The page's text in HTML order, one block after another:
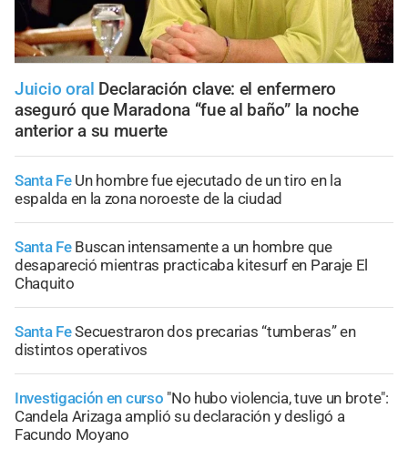
Juicio oral Declaración clave: el enfermero
aseguró que Maradona “fue al baño” la noche
anterior a su muerte
Santa Fe Un hombre fue ejecutado de un tiro en la
espalda en la zona noroeste de la ciudad
Santa Fe Buscan intensamente a un hombre que
desapareció mientras practicaba kitesurf en Paraje El
Chaquito
Santa FeSecuestraron dos precarias “tumberas” en
distintos operativos
Investigación en curso "No hubo violencia, tuve un brote":
Candela Arizaga amplió su declaración y desligó a
Facundo Moyano